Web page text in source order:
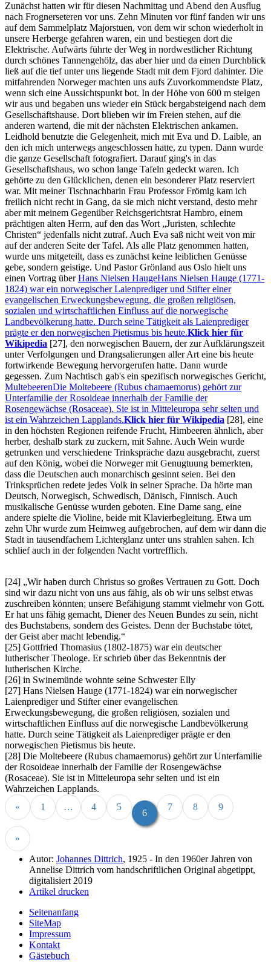
Zunächst hatten wir für diesen Nachmittag und Abend den Ausflug
nach Frognerseteren vor uns. Zehn Minuten vor fünf fanden wir uns
auf dem Sammelplatz Majorstuen, von dem wir schon wiederholt in
unsere Herberge gefahren waren, ein und bestiegen dort die
Elektrische. Aufwärts führte der Weg in nordwestlicher Richtung
durch schönes Tannengehölz, das aber hier und da einen Durchblick
ließ auf die tief unter uns liegende Stadt mit dem Fjord dahinter. Die
mitfahrenden Norweger machten uns aufs Zuvorkommendste Platz,
wenn sich eine Aussichtspunkt bot. In der Höhe von 600 m steigen
wir aus und begaben uns wieder ein Stück bergabsteigend nach dem
Gesellschaftshause. Dort blieben wir im Freien stehen, auf die
anderen wartend, die mit der nächsten Elektrischen ankamen.
Leidhold benutzte die Gelegenheit, mich mit Eva und D. Laible, an
den ich mich unterwegs angeschlossen hatte, zu typen. Dann wurde
die ganze Gesellschaft fotografiert. Darauf ging's in das
Gesellschaftshaus, wo schon lange Tafeln gedeckt waren. Ich
gehörte zu den Glücklichen, denen ein besonderer Platz reserviert
war. Mit meiner Tischnachbarin Frau Professor Frömig kam ich
freilich nicht recht in Gang, da sie mich nicht verstand, desto mehr
aber mit meinem Gegenüber Reichsgerichtsrat Hambro, einem
prächtigen alten Herrn, auf den das Wort
Juristen, schlechte
Christen
jedenfalls nicht zutraf. Auch Eva saß nicht weit von mir
auf der anderen Seite der Tafel. Als alle Platz genommen hatten,
wurde uns mitgeteilt, dass es zunächst keine leiblichen Genüsse
gebe, sondern geistige. Und Pastor Grönland aus Oslo hielt uns
einen Vortrag überHans Nielsen HaugeHans Nielsen Hauge (1771-
1824) war ein norwegischer Laienprediger und Stifter einer
evangelischen Erweckungsbewegung, die großen religiösen,
sozialen und wirtschaftlichen Einfluss auf die norwegische
Landbevölkerung hatte. Durch seine Tätigkeit als Laienprediger
prägte er den norwegischen Pietismus bis heute.Klick hier für
Wikipedia [27], den norwegischen Bauern, der zur Aufklärungszeit
unter Verfolgungen und Drangsalierungen aller Art eine bis heute
fortwirkende Bewegung hervorgerufen hatte. Dann wurde
gegessen. Zum Nachtisch gab's ein spezifisch norwegisches Gericht,
MultebeerenDie Moltebeere (Rubus chamaemorus) gehört zur
Unterfamilie der Rosoideae innerhalb der Familie der
Rosengewächse (Rosaceae). Sie ist in Mitteleuropa sehr selten und
ist ein Wahrzeichen Lapplands.Klick hier für Wikipedia [28], eine
in den höchsten Regionen reifende Frucht, Himbeeren ähnlich, aber
herber, deshalb stark zu zuckern, mit Sahne. Auch Wein wurde
getrunken und verschiedene Trinkspräche dazu ausgebracht, zuerst
auf den König, wobei die Norweger mit Genugtuung bemerkten,
dass die Deutschen auch monarchisch gesinnt seien. Bei den
Trinksprüchen redete jedes Volk in seiner Sprache. Da hörte man
Deutsch, Norwegisch, Schwedisch, Dänisch, Finnisch. Auch
musikalische Genüsse wurden geboten. Eine Dame sang, eine
andere spielte die Violine, beide mit Klavierbegleitung. Etwa um
zehn Uhr wurde zum Heimweg aufgebrochen, auf dem wir dann die
Stadt in tausendfachem Lichterglanz unter uns strahlen sahen. Ich
schlief auch in der folgenden Nacht vortrefflich.
[24]
Wir haben durch Christus so großes Vertrauen zu Gott. Doch
sind wir dazu nicht von uns aus fähig, als ob wir uns selbst etwas
zuschreiben könnten; unsere Befähigung stammt vielmehr von Gott.
Er hat uns fähig gemacht, Diener des Neuen Bundes zu sein, nicht
des Buchstabens, sondern des Geistes. Denn der Buchstabe tötet,
der Geist aber macht lebendig.
[25] Gottfried Thomasius (1802-1875) war ein deutscher
lutherischer Theologe. Er schrieb über das Bekenntnis der
lutherischen Kirche.
[26] in Swinemünde wohnte seine Schwester Elly
[27] Hans Nielsen Hauge (1771-1824) war ein norwegischer
Laienprediger und Stifter einer evangelischen
Erweckungsbewegung, die großen religiösen, sozialen und
wirtschaftlichen Einfluss auf die norwegische Landbevölkerung
hatte. Durch seine Tätigkeit als Laienprediger prägte er den
norwegischen Pietismus bis heute.
[28] Die Moltebeere (Rubus chamaemorus) gehört zur Unterfamilie
der Rosoideae innerhalb der Familie der Rosengewächse
(Rosaceae). Sie ist in Mitteleuropa sehr selten und ist ein
Wahrzeichen Lapplands.
«
1 … 4 5
6
7 8 9
»
Autor: Johannes Dittrich, 1925 - In den 1960er Jahren von
Annelise Dittrich vom handschriftlichen Original abgetippt,
digitalisiert 2019
Artikel drucken
Seitenanfang
SiteMap
Impressum
Kontakt
Gästebuch